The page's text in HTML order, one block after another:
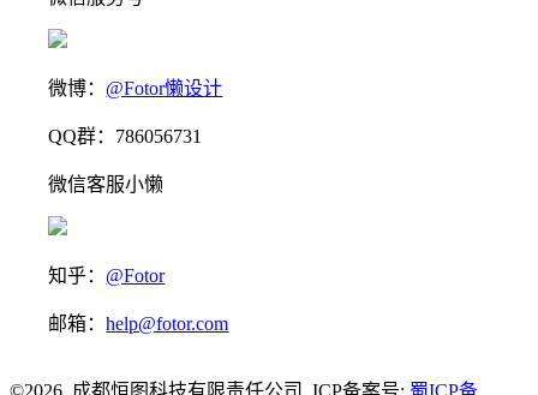
微博： @Fotor懒设计
QQ群：786056731
微信客服小懒
知乎： @Fotor
邮箱：help@fotor.com
©2026 成都恒图科技有限责任公司 ICP备案号: 蜀ICP备